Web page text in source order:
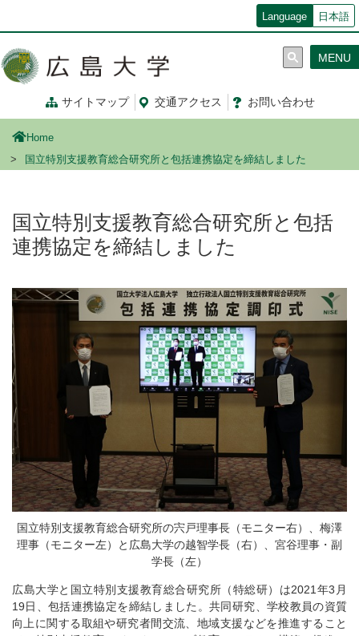
コ
ン
移
Language 日本語
サイトマップ 交通アクセス お問い合わせ
MENU
Home
国立特別支援教育総合研究所と包括連携協定を締結しました
国立特別支援教育総合研究所と包括
連携協定を締結しました
国立特別支援教育総合研究所の宍戸理事長（モニター右）、梅澤
理事（モニター左）と広島大学の越智学長（右）、宮谷理事・副
学長（左）
広島大学と国立特別支援教育総合研究所（特総研）は2021年3月
19日、包括連携協定を締結しました。共同研究、学校教員の資質
向上に関する取組や研究者間交流、地域支援などを推進すること